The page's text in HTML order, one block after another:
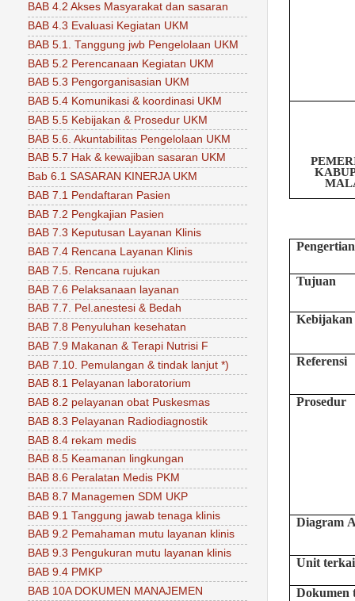
PEMER
KAB
MAL
Pengertian
Tujuan
Kebijakan
Referensi
Prosedur
Diagram
Unit
Dokumen
BAB 4.2 Akses Masyarakat dan sasaran
BAB 4.3 Evaluasi Kegiatan UKM
BAB 5.1. Tanggung jwb Pengelolaan UKM
BAB 5.2 Perencanaan Kegiatan UKM
BAB 5.3 Pengorganisasian UKM
BAB 5.4 Komunikasi & koordinasi UKM
BAB 5.5 Kebijakan & Prosedur UKM
BAB 5.6. Akuntabilitas Pengelolaan UKM
BAB 5.7 Hak & kewajiban sasaran UKM
Bab 6.1 SASARAN KINERJA UKM
BAB 7.1 Pendaftaran Pasien
BAB 7.2 Pengkajian Pasien
BAB 7.3 Keputusan Layanan Klinis
BAB 7.4 Rencana Layanan Klinis
BAB 7.5. Rencana rujukan
BAB 7.6 Pelaksanaan layanan
BAB 7.7. Pel.anestesi & Bedah
BAB 7.8 Penyuluhan kesehatan
BAB 7.9 Makanan & Terapi Nutrisi F
BAB 7.10. Pemulangan & tindak lanjut *)
BAB 8.1 Pelayanan laboratorium
BAB 8.2 pelayanan obat Puskesmas
BAB 8.3 Pelayanan Radiodiagnostik
BAB 8.4 rekam medis
BAB 8.5 Keamanan lingkungan
BAB 8.6 Peralatan Medis PKM
BAB 8.7 Managemen SDM UKP
BAB 9.1 Tanggung jawab tenaga klinis
BAB 9.2 Pemahaman mutu layanan klinis
BAB 9.3 Pengukuran mutu layanan klinis
BAB 9.4 PMKP
BAB 10A DOKUMEN MANAJEMEN